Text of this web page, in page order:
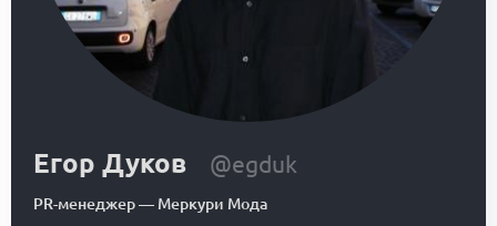
Егор Дуков @egduk
PR-менеджер— Меркури Мода